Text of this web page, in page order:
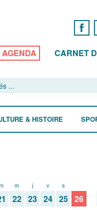
AGENDA CARNET
& HISTOIRE
m
22
j
23
v
24
s
25 26